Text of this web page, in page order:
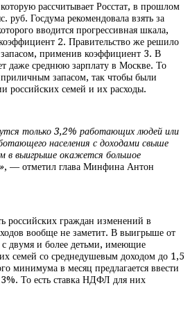
рассчитывает Росстат, в прошлом
руб. Госдума рекомендовала взять за
вводится прогрессивная шкала,
2. Правительство же решило
запасом, применив коэффициент 3. В
даже среднюю зарплату в Москве. То
приличным запасом, так чтобы были
российских семей и их расходы.
только 3,2% работающих людей или
населения с доходами свыше
в выигрыше окажется большое
, — отметил глава Минфина Антон
российских граждан изменений в
вообще не заметит. В выигрыше от
двумя и более детьми, имеющие
семей со среднедушевым доходом до 1,5
минимума в месяц предлагается ввести
То есть ставка НДФЛ для них